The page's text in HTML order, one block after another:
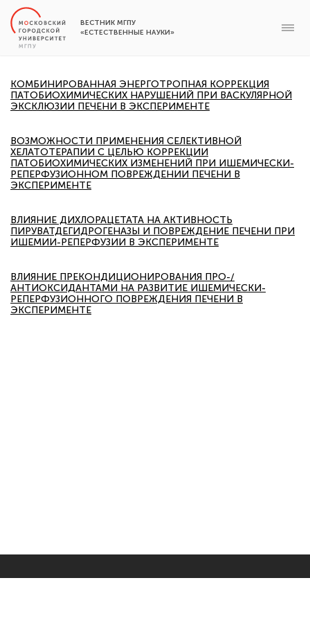
ВЕСТНИК МГПУ
«ЕСТЕСТВЕННЫЕ НАУКИ»
КОМБИНИРОВАННАЯ ЭНЕРГОТРОПНАЯ КОРРЕКЦИЯ
ПАТОБИОХИМИЧЕСКИХ НАРУШЕНИЙ ПРИ ВАСКУЛЯРНОЙ
ЭКСКЛЮЗИИ ПЕЧЕНИ В ЭКСПЕРИМЕНТЕ
ВОЗМОЖНОСТИ ПРИМЕНЕНИЯ СЕЛЕКТИВНОЙ
ХЕЛАТОТЕРАПИИ С ЦЕЛЬЮ КОРРЕКЦИИ
ПАТОБИОХИМИЧЕСКИХ ИЗМЕНЕНИЙ ПРИ ИШЕМИЧЕСКИ-
РЕПЕРФУЗИОННОМ ПОВРЕЖДЕНИИ ПЕЧЕНИ В
ЭКСПЕРИМЕНТЕ
ВЛИЯНИЕ ДИХЛОРАЦЕТАТА НА АКТИВНОСТЬ
ПИРУВАТДЕГИДРОГЕНАЗЫ И ПОВРЕЖДЕНИЕ ПЕЧЕНИ ПРИ
ИШЕМИИ-РЕПЕРФУЗИИ В ЭКСПЕРИМЕНТЕ
ВЛИЯНИЕ ПРЕКОНДИЦИОНИРОВАНИЯ ПРО-/
АНТИОКСИДАНТАМИ НА РАЗВИТИЕ ИШЕМИЧЕСКИ-
РЕПЕРФУЗИОННОГО ПОВРЕЖДЕНИЯ ПЕЧЕНИ В
ЭКСПЕРИМЕНТЕ